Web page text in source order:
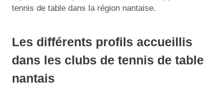
tennis de table dans la région nantaise.
Les différents profils accueillis
dans les clubs de tennis de table
nantais